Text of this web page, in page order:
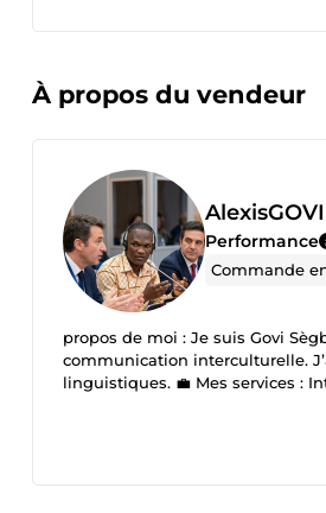
À propos du vendeur
AlexisGOVI
Performance
Commande
propos de moi : Je suis Govi
communication interculturelle.
linguistiques. 💼 Mes services :
vous professionnels
administratives ⭐ Pourquoi me
naturelle Sérieux, ponctualité et